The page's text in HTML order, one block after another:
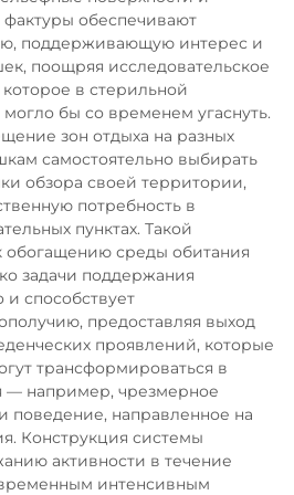
обеспечивают
поддерживающую интерес и
поощряя исследовательское
в стерильной
бы со временем угаснуть.
зон отдыха на разных
самостоятельно выбирать
обзора своей территории,
потребность в
пунктах. Такой
обогащению среды обитания
задачи поддержания
способствует
предоставляя выход
проявлений, которые
трансформироваться в
— например, чрезмерное
поведение, направленное на
Конструкция системы
активности в течение
интенсивным